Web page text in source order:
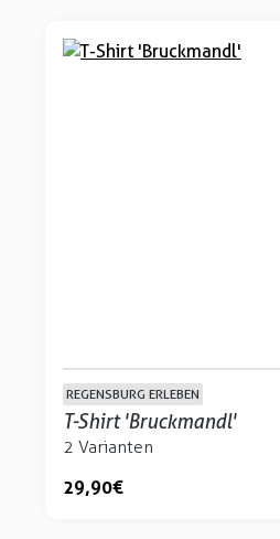
REGENSBURG ERLEBEN
T-Shirt 'Bruckmandl'
2 Varianten
29,90 €